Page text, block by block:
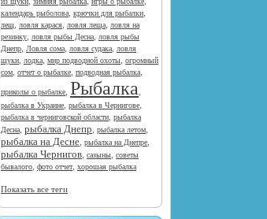
календарь рыболова, крючки для рыбалки,
лещ, ловля карася, ловля леща, ловля на
резинку, ловля рыбы Десна, ловля рыбы
Днепр, Ловля сома, ловля судака, ловля
щуки, лодка, мир подводной охоты, огромный
сом, отчет о рыбалке, подводная рыбалка,
приколы о рыбалке, Рыбалка,
рыбалка в Украине, рыбалка в Чернигове,
рыбалка в черниговской области, рыбалка
Десна, рыбалка Днепр, рыбалка летом,
рыбалка на Десне, рыбалка на Днепре,
рыбалка Чернигов, сазыны, советы
бывалого, фото отчет, хорошая рыбалка
Показать все теги